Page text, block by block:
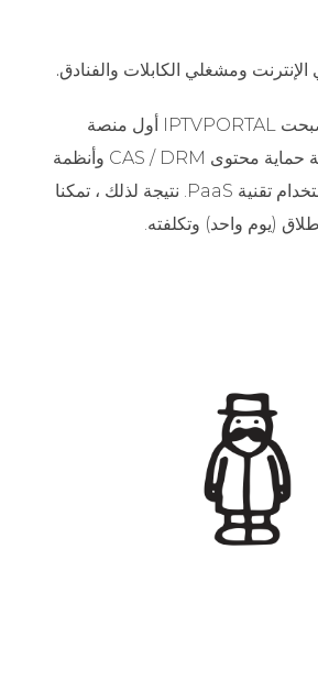
في عام 2011 ، أصبحت IPTVPORTAL أول منصة
سحابية توفر أنظمة حماية محتوى CAS / DRM وأنظمة
إدارة المحتوى باستخدام تقنية PaaS. نتيجة لذلك ، تمكنا
(يوم واحد) وتكلفته.